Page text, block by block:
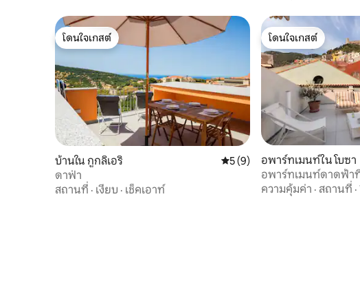
โดนใจเกสต์
โดนใจเกสต์
บ้านใน กูกลิเอริ คะแนนเฉลี่ย 5 จาก 5, 9 รีวิว
5 (9)
ดาฟ่า
สถานที่ · เงียบ · เช็คเอาท์
โดนใจเกสต์
โดนใจเกสต์
อพาร์ทเมนท์ใน โบซา
อพาร์ทเมนท์ดาดฟ้า
ปราสาท – โบซา
ความคุ้มค่า · สถานที่ ·